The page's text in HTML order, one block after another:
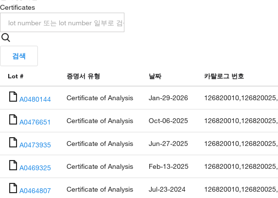
Certificates
검색
Lot # 증명서 유형 날짜 카탈로그 번호
A0480144 Certificate of Analysis Jan-29-2026 126820010,126820025,
A0476651 Certificate of Analysis Oct-06-2025 126820010,126820025,
A0473935 Certificate of Analysis Jun-27-2025 126820010,126820025,
A0469325 Certificate of Analysis Feb-13-2025 126820010,126820025,
A0464807 Certificate of Analysis Jul-23-2024 126820010,126820025,